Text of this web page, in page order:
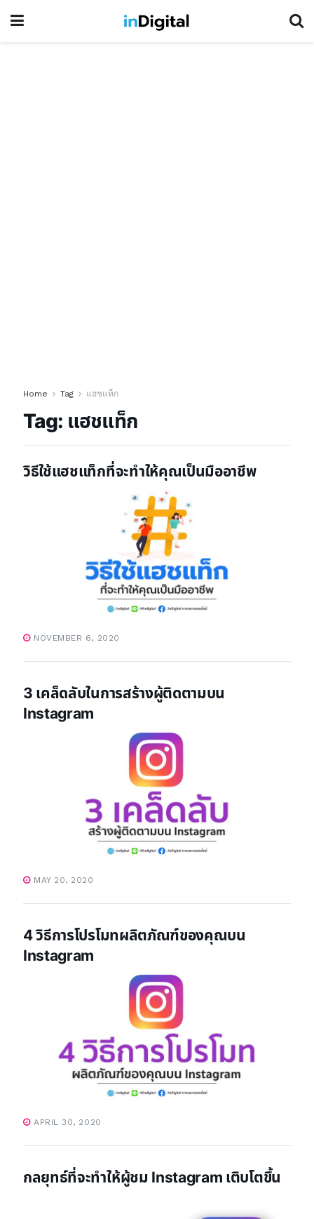
Home Tag แฮชแท็ก
Tag: แฮชแท็ก
วิธีใช้แฮชแท็กที่จะทำให้คุณเป็นมืออาชีพ
NOVEMBER 6, 2020
3 เคล็ดลับในการสร้างผู้ติดตามบน
Instagram
MAY 20, 2020
4 วิธีการโปรโมทผลิตภัณฑ์ของคุณบน
Instagram
APRIL 30, 2020
กลยุทธ์ที่จะทำให้ผู้ชม Instagram เติบโตขึ้น